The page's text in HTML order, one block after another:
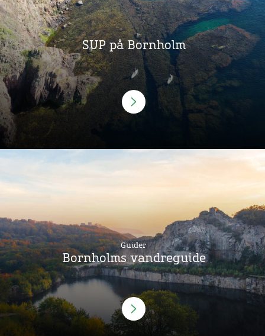
SUP på Bornholm
Guider
Bornholms vandreguide